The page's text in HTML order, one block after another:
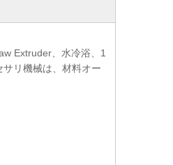
Extruder、水冷浴、1
リ機械は、材料オー